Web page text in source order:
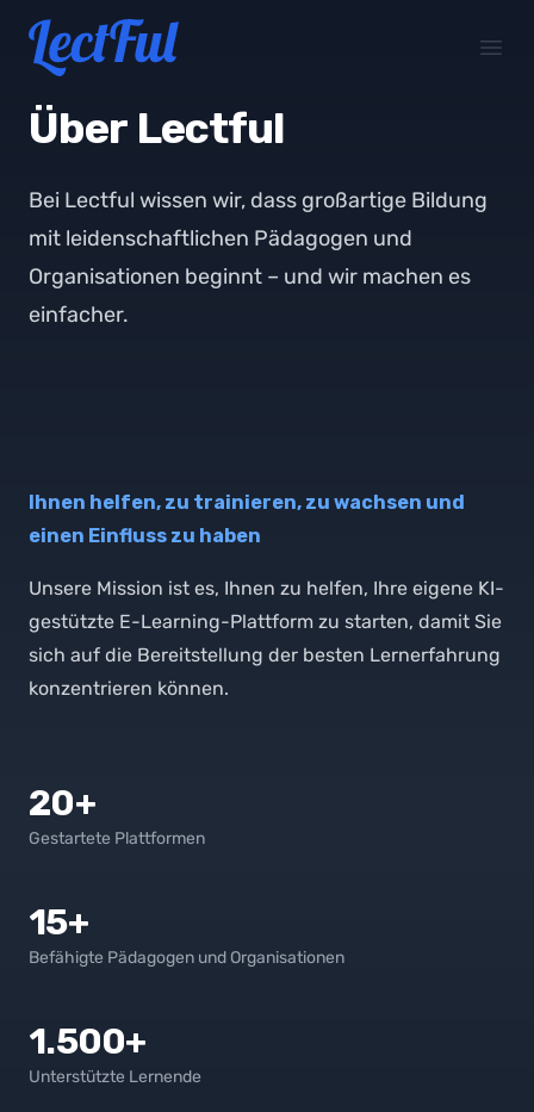
Your Company
Über Lectful
Bei Lectful wissen wir, dass großartige Bildung
mit leidenschaftlichen Pädagogen und
Organisationen beginnt – und wir machen es
einfacher.
Ihnen helfen, zu trainieren, zu wachsen und
einen Einfluss zu haben
Unsere Mission ist es, Ihnen zu helfen, Ihre eigene KI-
gestützte E-Learning-Plattform zu starten, damit Sie
sich auf die Bereitstellung der besten Lernerfahrung
konzentrieren können.
Gestartete Plattformen
20+
Befähigte Pädagogen und Organisationen
15+
Unterstützte Lernende
1.500+